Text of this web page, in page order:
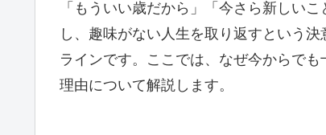
「もういい歳だから」「今さら新しい
し、趣味がない人生を取り返すという
ラインです。ここでは、なぜ今からで
理由について解説します。